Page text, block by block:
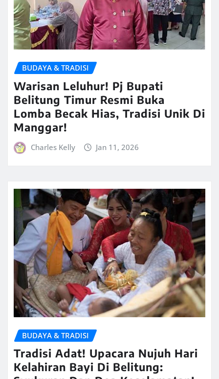
BUDAYA & TRADISI
Warisan Leluhur! Pj Bupati
Belitung Timur Resmi Buka
Lomba Becak Hias, Tradisi Unik Di
Manggar!
Charles Kelly Jan 11, 2026
BUDAYA & TRADISI
Tradisi Adat! Upacara Nujuh Hari
Kelahiran Bayi Di Belitung: